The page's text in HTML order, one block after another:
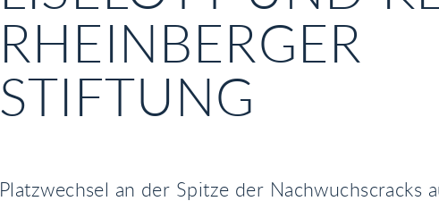
RHEINBERGER
STIFTUNG
Platzwechsel an der Spitze der Nachwuchscracks